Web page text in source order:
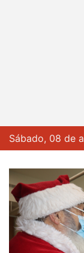
Sábado, 08 de